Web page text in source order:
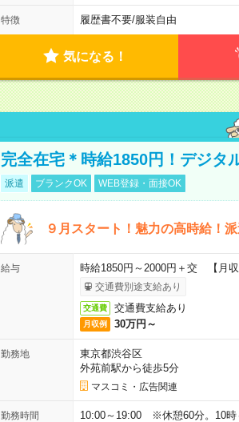
特徴 履歴書不要/服装自由
気になる！
完全在宅＊時給1850円！デジタ
派遣 ブランクOK WEB登録・面接OK
９月スタート！魅力の高時給！
給与 時給1850円～2000円＋交 【月
交通費別途支給あり
交通費 交通費支給あり
月収例 30万円～
勤務地
東京都渋谷区
外苑前駅から徒歩5分
マスコミ・広告関連
勤務時間 10:00～19:00 ※休憩60分。10時